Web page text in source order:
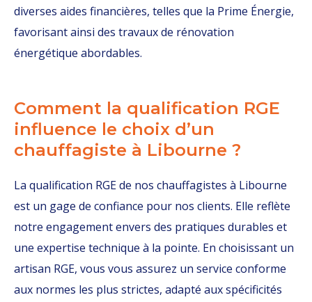
diverses aides financières, telles que la Prime Énergie,
favorisant ainsi des travaux de rénovation
énergétique abordables.
Comment la qualification RGE
influence le choix d’un
chauffagiste à Libourne ?
La qualification RGE de nos chauffagistes à Libourne
est un gage de confiance pour nos clients. Elle reflète
notre engagement envers des pratiques durables et
une expertise technique à la pointe. En choisissant un
artisan RGE, vous vous assurez un service conforme
aux normes les plus strictes, adapté aux spécificités